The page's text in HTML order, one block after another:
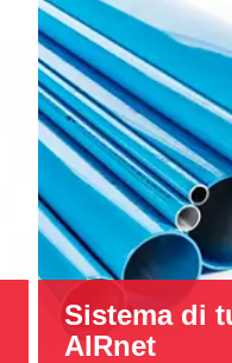
Sistema di
AIRnet